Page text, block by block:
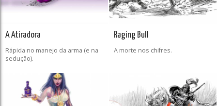
A Atiradora
Rápida no manejo da arma (e na
sedução).
Raging Bull
A morte nos chifres.